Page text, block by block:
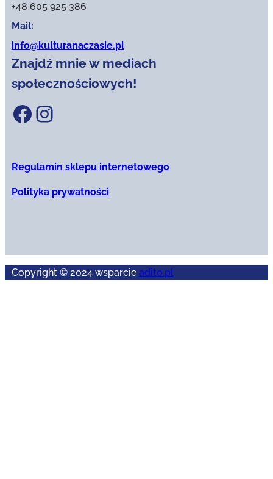
+48 605 925 386
Mail:
info@kulturanaczasie.pl
Znajdź mnie w mediach
społecznościowych!
Facebook Instagram
Regulamin sklepu internetowego
Polityka prywatności
Copyright © 2024 wsparcie adito.pl